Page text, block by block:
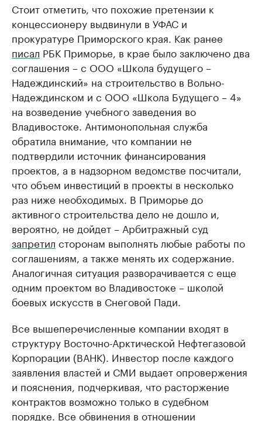
Стоит отметить, что похожие претензии к
концессионеру выдвинули в УФАС и
прокуратуре Приморского края. Как ранее
писал РБК Приморье, в крае было заключено два
соглашения – с ООО «Школа будущего –
Надеждинский» на строительство в Вольно-
Надеждинском и с ООО «Школа Будущего – 4»
на возведение учебного заведения во
Владивостоке. Антимонопольная служба
обратила внимание, что компании не
подтвердили источник финансирования
проектов, а в надзорном ведомстве посчитали,
что объем инвестиций в проекты в несколько
раз ниже необходимых. В Приморье до
активного строительства дело не дошло и,
вероятно, не дойдет – Арбитражный суд
запретил сторонам выполнять любые работы по
соглашениям, а также менять их содержание.
Аналогичная ситуация разворачивается с еще
одним проектом во Владивостоке – школой
боевых искусств в Снеговой Пади.
Все вышеперечисленные компании входят в
структуру Восточно-Арктической Нефтегазовой
Корпорации (ВАНК). Инвестор после каждого
заявления властей и СМИ выдает опровержения
и пояснения, подчеркивая, что расторжение
контрактов возможно только в судебном
порядке. Все обвинения в отношении